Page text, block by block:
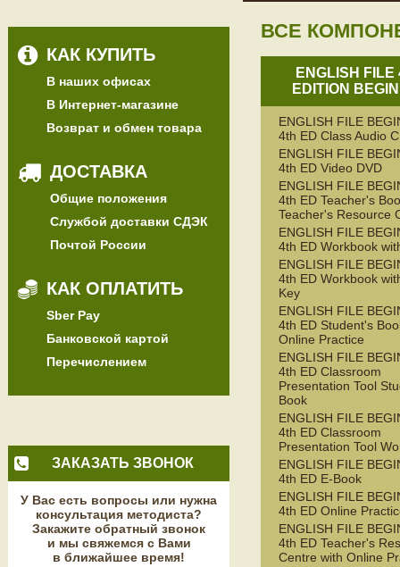
КАК КУПИТЬ
В наших офисах
В Интернет-магазине
Возврат и обмен товара
ДОСТАВКА
Общие положения
Службой доставки СДЭК
Почтой России
КАК ОПЛАТИТЬ
Sber Pay
Банковской картой
Перечислением
ЗАКАЗАТЬ ЗВОНОК
У Вас есть вопросы или нужна
консультация методиста?
Закажите обратный звонок
и мы свяжемся с Вами
в ближайшее время!
ВСЕ
ENGLISH FILE
EDITION
ENGLISH FILE
4th ED Class Audio
ENGLISH FILE
4th ED Video DVD
ENGLISH FILE
4th ED Teacher's
Teacher's Resource
ENGLISH FILE
4th ED Workbook
ENGLISH FILE
4th ED Workbook
Key
ENGLISH FILE
4th ED Student's
Online Practice
ENGLISH FILE
4th ED Classroom
Presentation Tool
Book
ENGLISH FILE
4th ED Classroom
Presentation Tool
ENGLISH FILE
4th ED E-Book
ENGLISH FILE
4th ED Online
ENGLISH FILE
4th ED Teacher's
Centre with Online